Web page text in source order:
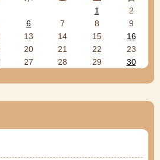
1
2
6 7 8
9
13 14 15
16
20 21 22
23
27 28 29 30